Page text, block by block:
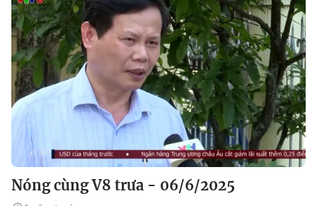
Nóng cùng V8 trưa - 06/6/2025